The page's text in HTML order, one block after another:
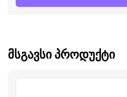
ᲛᲡᲒᲐᲕᲡᲘ ᲞᲠᲝᲓᲣᲥᲢᲘ